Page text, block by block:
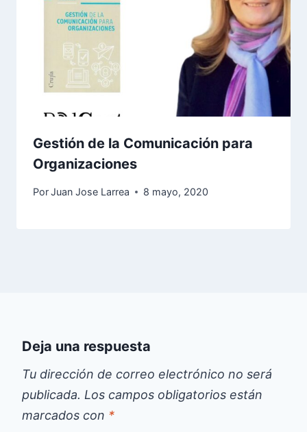
Gestión de la Comunicación para
Organizaciones
PorJuan Jose Larrea 8 mayo, 2020
Deja una respuesta
Tu dirección de correo electrónico no será
publicada. Los campos obligatorios están
marcados con *